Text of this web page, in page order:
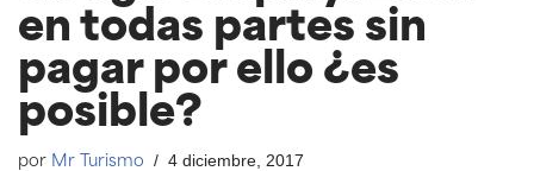
en todas partes sin
pagar por ello ¿es
posible?
por Mr Turismo 4 diciembre, 2017